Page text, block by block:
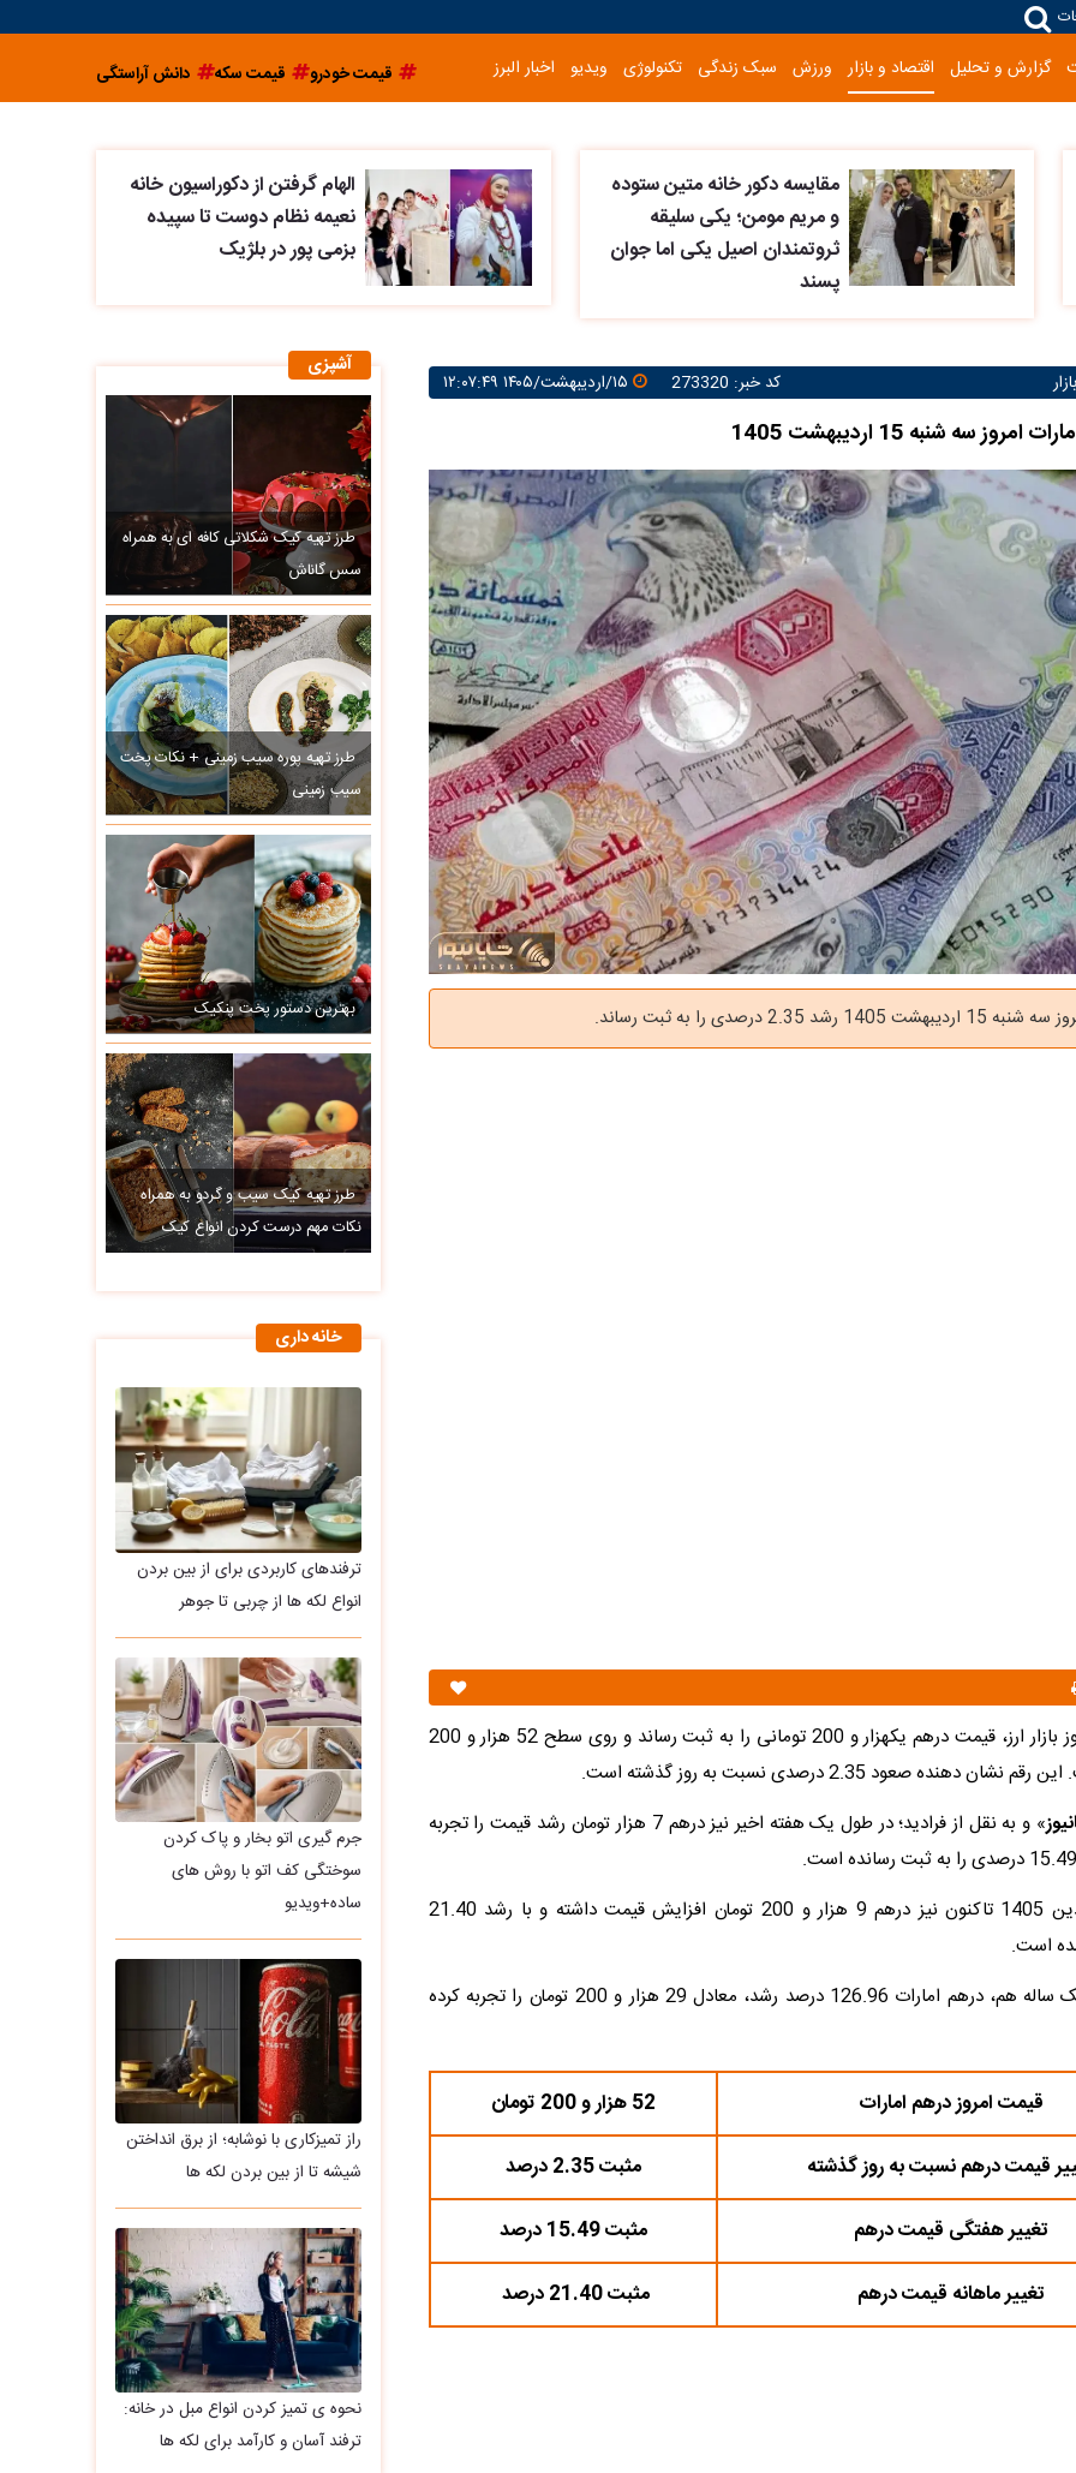
گزارش و تحلیل اقتصاد و بازار ورزش سبک زندگی تکنولوژی ویدیو اخبار البرز قیمت خودرو قیمت سکه دانش آراستگی
مقایسه دکور خانه متین ستوده
و مریم مومن؛ یکی سلیقه
ثروتمندان اصیل یکی اما جوان
پسند
الهام گرفتن از دکوراسیون خانه
نعیمه نظام دوست تا سپیده
بزمی پور در بلژیک
کد خبر: 273320
سه شنبه 15 اردیبهشت 1405
رشد 2.35 درصدی را به ثبت رساند.
در معاملات امروز بازار ارز، قیمت درهم یکهزار و 200 تومانی را به ثبت رساند و روی سطح 52 هزار و 200
دهنده صعود 2.35 درصدی نسبت به روز گذشته است.
» و به نقل از فرادید؛ در طول یک هفته اخیر نیز درهم 7 هزار تومان رشد قیمت را تجربه
از روز 15 فروردین 1405 تاکنون نیز درهم 9 هزار و 200 تومان افزایش قیمت داشته و با رشد 21.40
است.
در بازه زمانی یک ساله هم، درهم امارات 126.96 درصد رشد، معادل 29 هزار و 200 تومان را تجربه کرده
قیمت امروز درهم امارات
52 هزار و 200 تومان
قیمت درهم نسبت به روز گذشته
مثبت 2.35 درصد
تغییر هفتگی قیمت درهم
مثبت 15.49 درصد
تغییر ماهانه قیمت درهم
مثبت 21.40 درصد
آشپزی
طرز تهیه کیک شکلاتی کافه ای به همراه
سس گاناش
طرز تهیه پوره سیب زمینی + نکات پخت
سیب زمینی
بهترین دستور پخت پنکیک
طرز تهیه کیک سیب و گردو به همراه
نکات مهم درست کردن انواع کیک
خانه داری
ترفندهای کاربردی برای از بین بردن
انواع لکه ها از چربی تا جوهر
جرم گیری اتو بخار و پاک کردن
سوختگی کف اتو با روش های
ساده+ویدیو
راز تمیزکاری با نوشابه؛ از برق انداختن
شیشه تا از بین بردن لکه ها
نحوه ی تمیز کردن انواع مبل در خانه:
ترفند آسان و کارآمد برای لکه ها